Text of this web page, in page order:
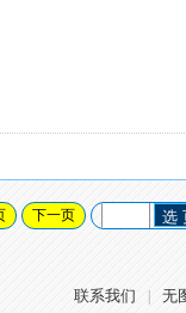
下一页 选
联系我们 无